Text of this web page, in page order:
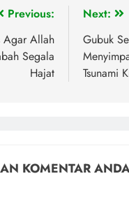
Previous:
Agar Allah
Segala
Hajat
Next:
Gubuk
Tsunami
KOMENTAR